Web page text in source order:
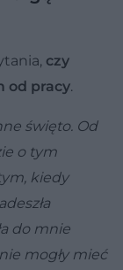
czy
od pracy.
święto. Od
o tym
kiedy
do mnie
mogły mieć